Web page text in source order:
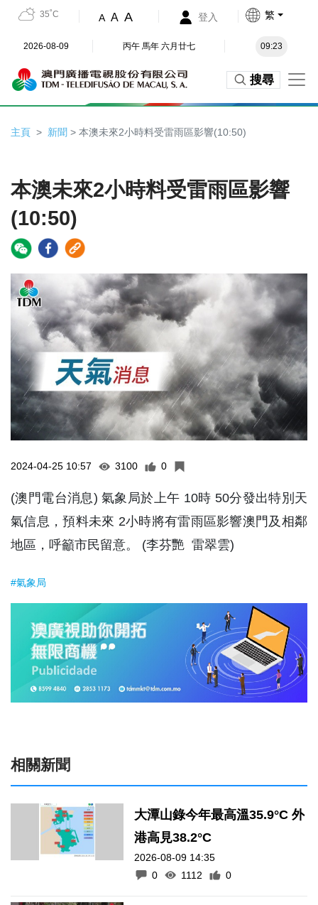
35˚C A A A 登入 繁
2026-08-09 丙午 馬年 六月廿七 09:23
搜尋
主頁 新聞 > 本澳未來2小時料受雷雨區影響(10:50)
本澳未來2小時料受雷雨區影響
(10:50)
2024-04-25 10:57 3100 0
(澳門電台消息) 氣象局於上午 10時 50分發出特別天
氣信息，預料未來 2小時將有雷雨區影響澳門及相鄰
地區，呼籲市民留意。 (李芬艷 雷翠雲)
#氣象局
相關新聞
大潭山錄今年最高溫35.9°C 外
港高見38.2°C
2026-08-09 14:35
0
1112 0